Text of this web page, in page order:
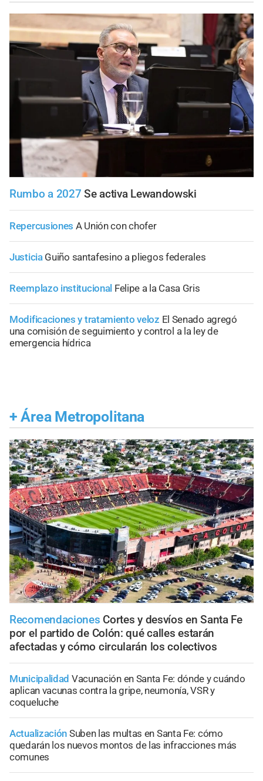
Rumbo a 2027 Se activa Lewandowski
Repercusiones A Unión con chofer
Justicia Guiño santafesino a pliegos federales
Reemplazo institucional Felipe a la Casa Gris
Modificaciones y tratamiento veloz El Senado agregó
una comisión de seguimiento y control a la ley de
emergencia hídrica
+ Área Metropolitana
Recomendaciones Cortes y desvíos en Santa Fe
por el partido de Colón: qué calles estarán
afectadas y cómo circularán los colectivos
Municipalidad Vacunación en Santa Fe: dónde y cuándo
aplican vacunas contra la gripe, neumonía, VSR y
coqueluche
Actualización Suben las multas en Santa Fe: cómo
quedarán los nuevos montos de las infracciones más
comunes